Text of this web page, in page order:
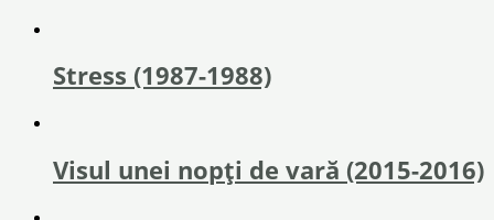
Stress (1987-1988)
Visul unei nopți de vară (2015-2016)